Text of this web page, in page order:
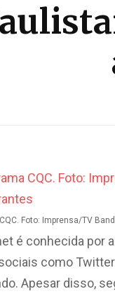
Foto: Imprensa/TV
é conhecida por
como
Apesar disso,